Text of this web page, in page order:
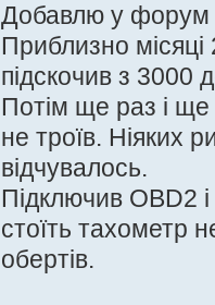
Добавлю у форум
Приблизно місяці
підскочив з 3000
Потім ще раз і
не троїв. Ніяких
відчувалось.
Підключив OBD2
стоїть тахометр
обертів.